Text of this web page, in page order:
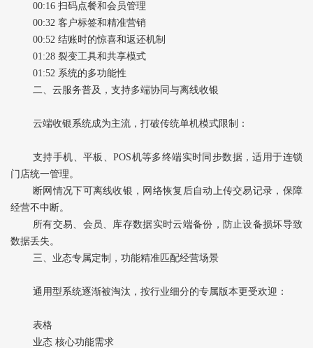
00:16 扫码点餐和会员管理
00:32 客户标签和精准营销
00:52 结账时的惊喜和返还机制
01:28 裂变工具和共享模式
01:52 系统的多功能性
二、云服务普及，支持多端协同与离线收银
云端收银系统成为主流，打破传统单机模式限制：
支持手机、平板、POS机等多终端实时同步数据，适用于连锁
门店统一管理。
断网情况下可离线收银，网络恢复后自动上传交易记录，保障
经营不中断。
所有交易、会员、库存数据实时云端备份，防止设备损坏导致
数据丢失。
三、业态专属定制，功能精准匹配经营场景
通用型系统逐渐被淘汰，按行业细分的专属版本更受欢迎：
表格
业态 核心功能需求